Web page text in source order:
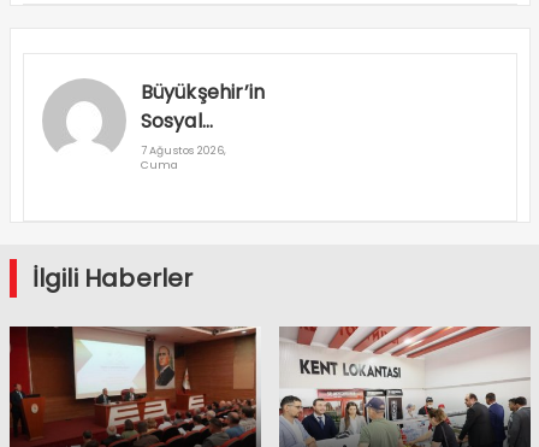
Büyükşehir’in
Sosyal
Destek
7 Ağustos 2026,
Cuma
İlgili Haberler